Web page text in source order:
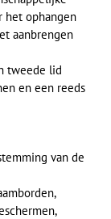
het ophangen
aanbrengen
tweede lid
en een reeds
van de